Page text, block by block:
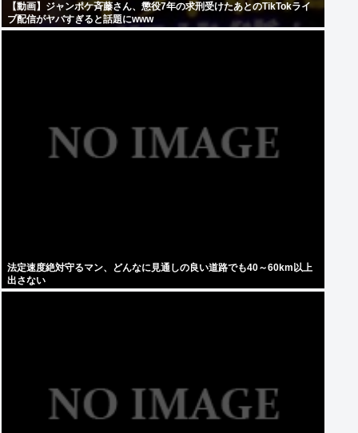
【動画】ジャンポケ斉藤さん、懲役7年の求刑受けたあとのTikTokライ
ブ配信がヤバすぎると話題にwww
法定速度絶対守るマン、どんなに見通しの良い道路でも40～60km以上
出さない